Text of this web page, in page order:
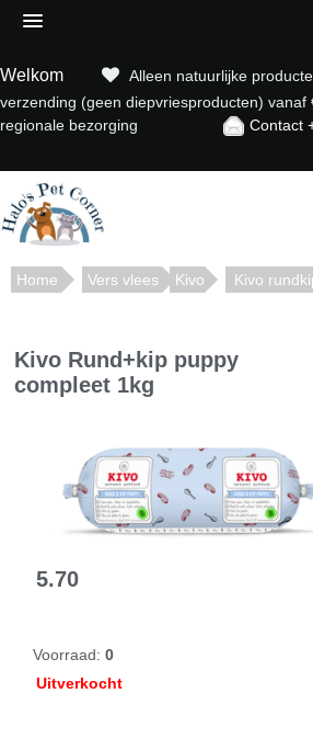
Welkom Alleen natuurlijke
verzending (geen diepvriesproducten)
regionale bezorging
Contact
Home Vers vlees Kivo Kivo
Kivo Rund+kip puppy
compleet 1kg
5.70
Voorraad: 0
Uitverkocht